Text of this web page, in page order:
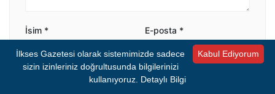
İsim * E-posta *
Bir dahaki sefere yorum yaptığımda kullanılmak
Kabul Ediyorum
İlkses Gazetesi olarak sistemimizde sadece
sizin izinleriniz doğrultusunda bilgilerinizi
kullanıyoruz. Detaylı Bilgi